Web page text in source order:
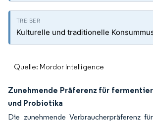
Kulturelle und traditionelle
Quelle: Mordor Intelligence
Zunehmende Präferenz für
und Probiotika
Die zunehmende Verbraucherpräferenz